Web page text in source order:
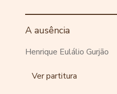
A ausência
Henrique Eulálio Gurjão
Ver partitura